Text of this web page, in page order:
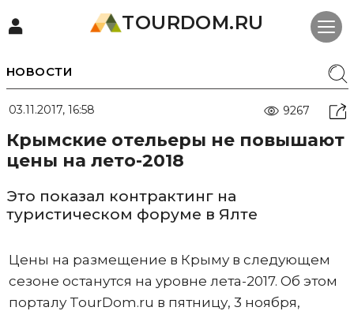
TOURDOM.RU
НОВОСТИ
03.11.2017, 16:58 9267
Крымские отельеры не повышают
цены на лето-2018
Это показал контрактинг на
туристическом форуме в Ялте
Цены на размещение в Крыму в следующем
сезоне останутся на уровне лета-2017. Об этом
порталу TourDom.ru в пятницу, 3 ноября,